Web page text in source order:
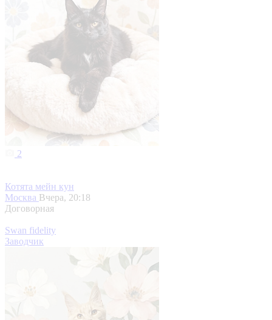
2
Котята мейн кун
Москва Вчера, 20:18
Договорная
Swan fidelity
Заводчик